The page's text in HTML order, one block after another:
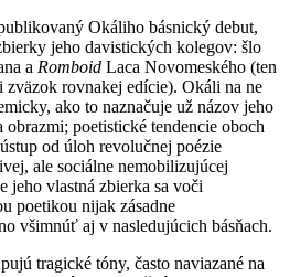
Okáliho básnický debut,
jeho davistických kolegov: šlo
a Romboid Laca Novomeského (ten
zväzok rovnakej edície). Okáli na ne
ako to naznačuje už názov jeho
poetistické tendencie oboch
od úloh revolučnej poézie
ale sociálne nemobilizujúcej
jeho vlastná zbierka sa voči
poetikou nijak zásadne
všimnúť aj v nasledujúcich básňach.
tragické tóny, často naviazané na